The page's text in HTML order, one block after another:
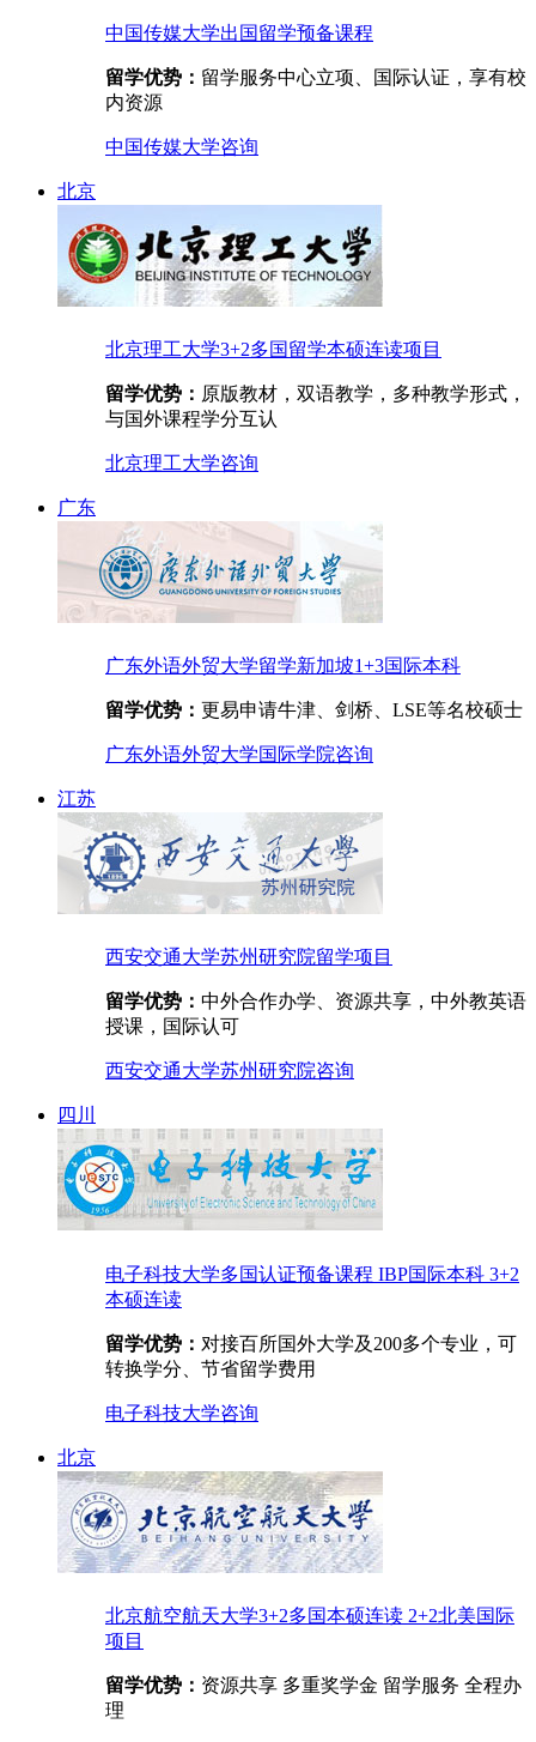
中国传媒大学出国留学预备课程
留学优势： 留学服务中心立项、国际认证，享有校
内资源
中国传媒大学咨询
北京
北京理工大学3+2多国留学本硕连读项目
留学优势： 原版教材，双语教学，多种教学形式，
与国外课程学分互认
北京理工大学咨询
广东
广东外语外贸大学留学新加坡1+3国际本科
留学优势： 更易申请牛津、剑桥、LSE等名校硕士
广东外语外贸大学国际学院咨询
江苏
西安交通大学苏州研究院留学项目
留学优势： 中外合作办学、资源共享，中外教英语
授课，国际认可
西安交通大学苏州研究院咨询
四川
电子科技大学多国认证预备课程 IBP国际本科 3+2
本硕连读
留学优势： 对接百所国外大学及200多个专业，可
转换学分、节省留学费用
电子科技大学咨询
北京
北京航空航天大学3+2多国本硕连读 2+2北美国际
项目
留学优势： 资源共享 多重奖学金 留学服务 全程办
理